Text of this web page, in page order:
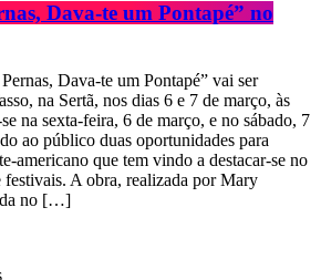
Dava-te um Pontapé” no
Dava-te um Pontapé” vai ser
na Sertã, nos dias 6 e 7 de março, às
na sexta-feira, 6 de março, e no sábado, 7
ao público duas oportunidades para
americano que tem vindo a destacar-se no
A obra, realizada por Mary
no […]